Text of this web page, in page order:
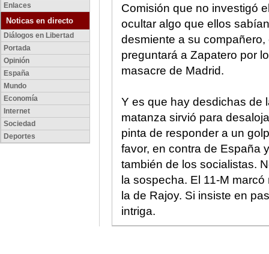
Enlaces
Noticas en directo
Diálogos en Libertad
Portada
Opinión
España
Mundo
Economía
Internet
Sociedad
Deportes
Comisión que no investigó
ocultar algo que ellos
desmiente a su
preguntará a Zapatero por
masacre de Madrid.
Y es que hay desdichas de
matanza sirvió para
pinta de responder a un
favor, en contra de España
también de los socialistas.
la sospecha. El 11-M
la de Rajoy. Si insiste en
intriga.